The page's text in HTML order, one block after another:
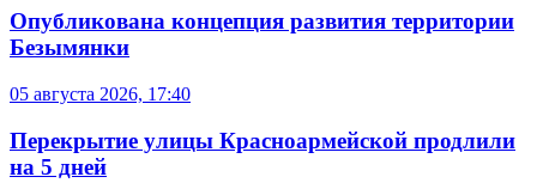
Опубликована концепция развития территории
Безымянки
05 августа 2026, 17:40
Перекрытие улицы Красноармейской продлили
на 5 дней